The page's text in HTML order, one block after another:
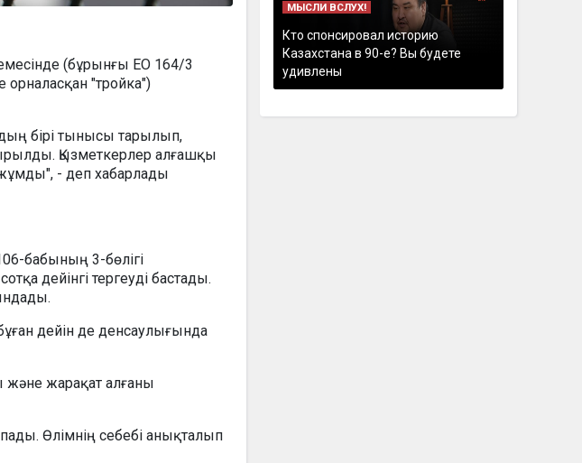
(бұрынғы ЕО 164/3
"тройка")
бірі тынысы тарылып,
Қызметкерлер алғашқы
- деп хабарлады
бабының 3-бөлігі
дейінгі тергеуді бастады.
дейін де денсаулығында
жарақат алғаны
Өлімнің себебі анықталып
МЫСЛИ ВСЛУХ!
Кто спонсировал историю
Казахстана в 90-е? Вы будете
удивлены